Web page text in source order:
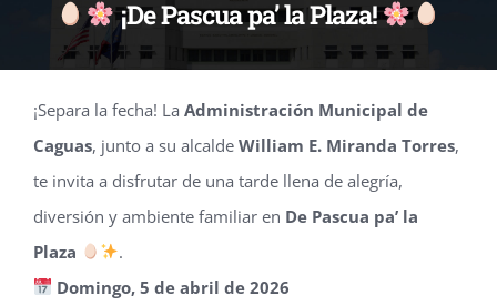
¡De Pascua pa’ la Plaza!
¡Separa la fecha! La Administración Municipal de
Caguas, junto a su alcalde William E. Miranda Torres,
te invita a disfrutar de una tarde llena de alegría,
diversión y ambiente familiar en De Pascua pa’ la
Plaza
.
Domingo, 5 de abril de 2026